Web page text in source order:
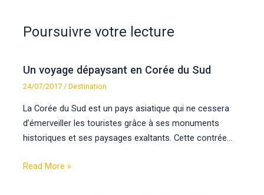
Poursuivre votre lecture
Un voyage dépaysant en Corée du Sud
24/07/2017/Destination
La Corée du Sud est un pays asiatique qui ne cessera
d’émerveiller les touristes grâce à ses monuments
historiques et ses paysages exaltants. Cette contrée…
Read More »